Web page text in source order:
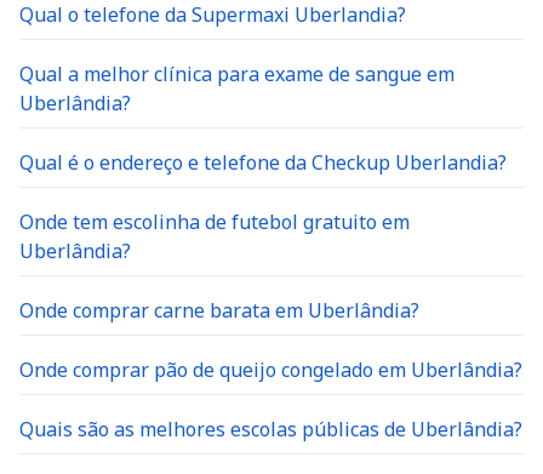
Qual o telefone da Supermaxi Uberlandia?
Qual a melhor clínica para exame de sangue em
Uberlândia?
Qual é o endereço e telefone da Checkup Uberlandia?
Onde tem escolinha de futebol gratuito em
Uberlândia?
Onde comprar carne barata em Uberlândia?
Onde comprar pão de queijo congelado em Uberlândia?
Quais são as melhores escolas públicas de Uberlândia?